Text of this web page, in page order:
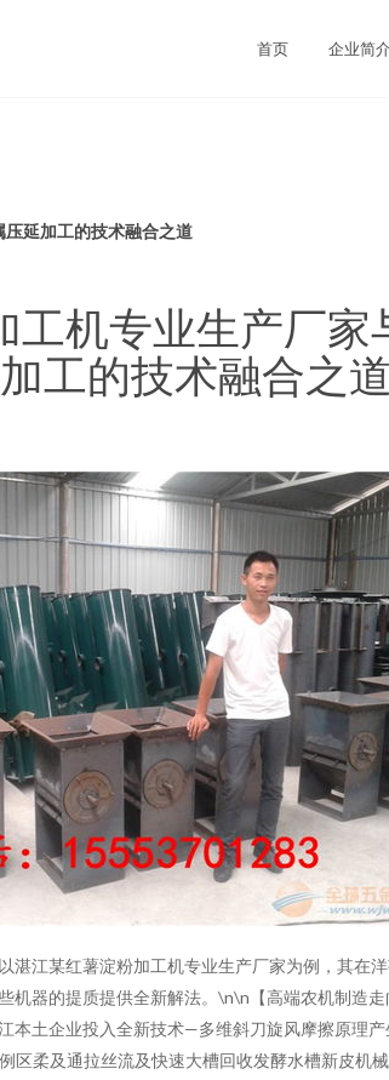
首页 企业简介
延加工的技术融合之道
工机专业生产厂家
工的技术融合之道
江某红薯淀粉加工机专业生产厂家为例，其在
器的提质提供全新解法。\n\n【高端农机制造
土企业投入全新技术—多维斜刀旋风摩擦原理
柔及通拉丝流及快速大槽回收发酵水槽新皮机